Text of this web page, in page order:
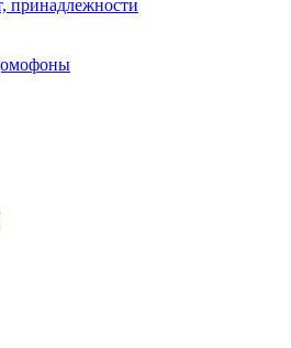
принадлежности